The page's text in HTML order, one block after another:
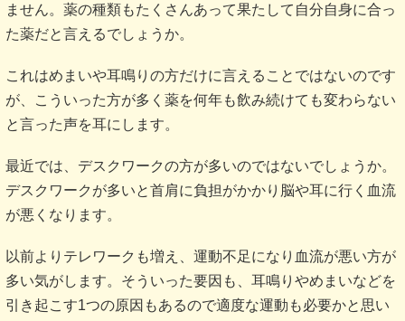
ません。薬の種類もたくさんあって果たして自分自身に合っ
た薬だと言えるでしょうか。
これはめまいや耳鳴りの方だけに言えることではないのです
が、こういった方が多く薬を何年も飲み続けても変わらない
と言った声を耳にします。
最近では、デスクワークの方が多いのではないでしょうか。
デスクワークが多いと首肩に負担がかかり脳や耳に行く血流
が悪くなります。
以前よりテレワークも増え、運動不足になり血流が悪い方が
多い気がします。そういった要因も、耳鳴りやめまいなどを
引き起こす1つの原因もあるので適度な運動も必要かと思い